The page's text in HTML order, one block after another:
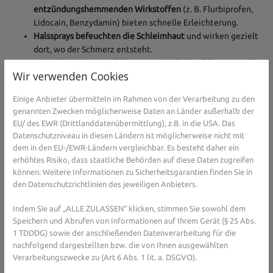
entzündungshemmenden Wirkstoffen (z. B. Flurbiprofen,
Lidocain, Benzydamin) bieten schnelle Erleichterung.
Halssprays befeuchten die Schleimhaut und wirken gezielt
dort, wo der Schmerz entsteht.
Lassen Sie sich in Ihrer Apotheke vor Ort individuell beraten – dort
erfahren Sie, welches Mittel für Ihre Symptome und Ihre Situation
Foto vonHenrique Felix aufUnsplash
6. Ernährung &amp; Ruhe
Wir verwenden Cookies
Einige Anbieter übermitteln im Rahmen von der Verarbeitung zu den
genannten Zwecken möglicherweise Daten an Länder außerhalb der
EU/ des EWR (Drittlanddatenübermittlung), z.B. in die USA. Das
Datenschutzniveau in diesen Ländern ist möglicherweise nicht mit
dem in den EU-/EWR-Ländern vergleichbar. Es besteht daher ein
erhöhtes Risiko, dass staatliche Behörden auf diese Daten zugreifen
können. Weitere Informationen zu Sicherheitsgarantien finden Sie in
den Datenschutzrichtlinien des jeweiligen Anbieters.
Indem Sie auf „ALLE ZULASSEN“ klicken, stimmen Sie sowohl dem
Speichern und Abrufen von Informationen auf Ihrem Gerät (§ 25 Abs.
1 TDDDG) sowie der anschließenden Datenverarbeitung für die
nachfolgend dargestellten bzw. die von Ihnen ausgewählten
Verarbeitungszwecke zu (Art 6 Abs. 1 lit. a. DSGVO).